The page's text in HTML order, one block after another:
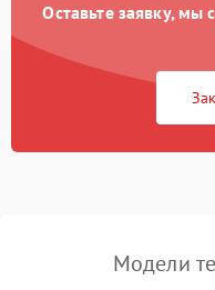
Проблемы с объективом
Оставьте заявку,
Модели